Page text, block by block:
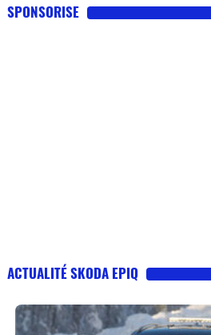
SPONSORISE
ACTUALITÉ SKODA EPIQ